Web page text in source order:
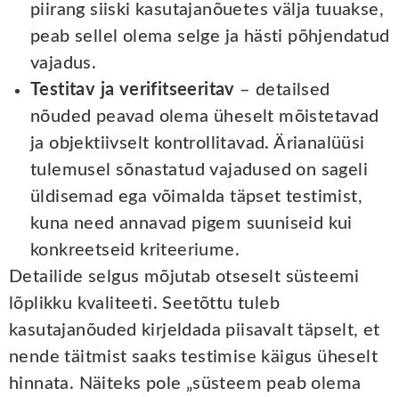
piirang siiski kasutajanõuetes välja tuuakse,
peab sellel olema selge ja hästi põhjendatud
vajadus.
Testitav ja verifitseeritav – detailsed
nõuded peavad olema üheselt mõistetavad
ja objektiivselt kontrollitavad. Ärianalüüsi
tulemusel sõnastatud vajadused on sageli
üldisemad ega võimalda täpset testimist,
kuna need annavad pigem suuniseid kui
konkreetseid kriteeriume.
Detailide selgus mõjutab otseselt süsteemi
lõplikku kvaliteeti. Seetõttu tuleb
kasutajanõuded kirjeldada piisavalt täpselt, et
nende täitmist saaks testimise käigus üheselt
hinnata. Näiteks pole „süsteem peab olema